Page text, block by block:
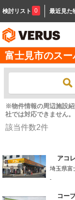
検討リスト 0 最近見た
富士見市のスー
※物件情報の周辺施設
社では対応できません。
該当件数2件
アコ
埼玉県富
-
コー